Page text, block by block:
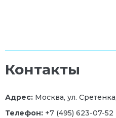
Контакты
Адрес: Москва, ул.
Телефон: +7 (495) 623-07-52